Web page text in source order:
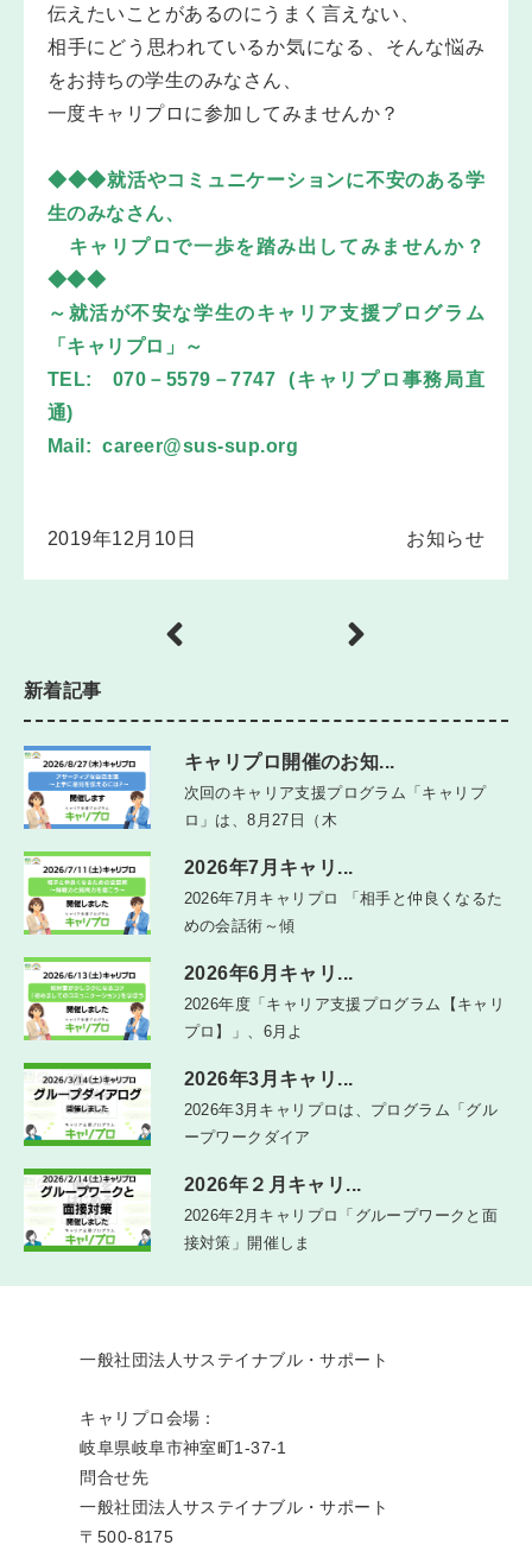
伝えたいことがあるのにうまく言えない、
相手にどう思われているか気になる、そんな悩み
をお持ちの学生のみなさん、
一度キャリプロに参加してみませんか？
◆◆◆就活やコミュニケーションに不安のある学
生のみなさん、
キャリプロで一歩を踏み出してみませんか？
◆◆◆
～就活が不安な学生のキャリア支援プログラム
「キャリプロ」～
TEL: 070－5579－7747 (キャリプロ事務局直
通)
Mail:career@sus-sup.org
2019年12月10日 お知らせ
新着記事
キャリプロ開催のお知...
次回のキャリア支援プログラム「キャリプ
ロ」は、8月27日（木
2026年7月キャリ...
2026年7月キャリプロ 「相手と仲良くなるた
めの会話術～傾
2026年6月キャリ...
2026年度「キャリア支援プログラム【キャリ
プロ】」、6月よ
2026年3月キャリ...
2026年3月キャリプロは、プログラム「グル
ープワークダイア
2026年２月キャリ...
2026年2月キャリプロ「グループワークと面
接対策」開催しま
一般社団法人サステイナブル・サポート
キャリプロ会場：
岐阜県岐阜市神室町1-37-1
問合せ先
一般社団法人サステイナブル・サポート
〒500-8175